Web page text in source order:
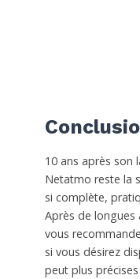
10 ans après son
Netatmo reste la
si complète,
Après de longues
vous
si vous désirez
peut plus